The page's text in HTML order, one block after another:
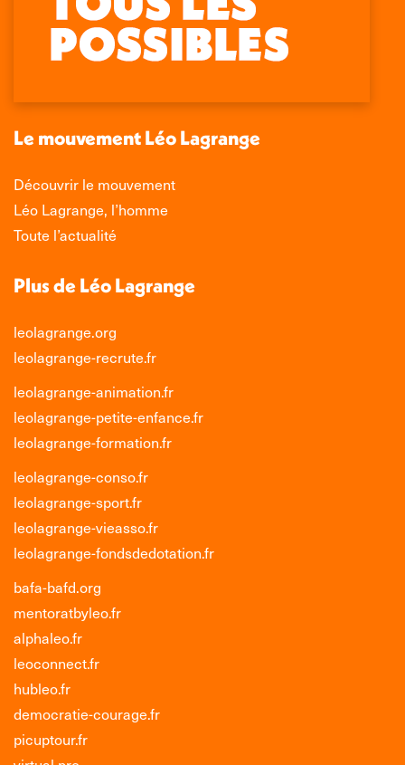
Facebook
s'ouvre
une
fenêtre
page
X
s'ouvre
une
fenêtre
page
LinkedIn
s'ouvre
une
fenêtre
page
Instagram
s'ouvre
une
nouvelle
fenêtre
Le mouvement Léo Lagrange
Découvrir le mouvement
Léo Lagrange, l’homme
Toute l’actualité
Plus de Léo Lagrange
leolagrange.org
leolagrange-recrute.fr
leolagrange-animation.fr
leolagrange-petite-enfance.fr
leolagrange-formation.fr
leolagrange-conso.fr
leolagrange-sport.fr
leolagrange-vieasso.fr
leolagrange-fondsdedotation.fr
bafa-bafd.org
mentoratbyleo.fr
alphaleo.fr
leoconnect.fr
hubleo.fr
democratie-courage.fr
picuptour.fr